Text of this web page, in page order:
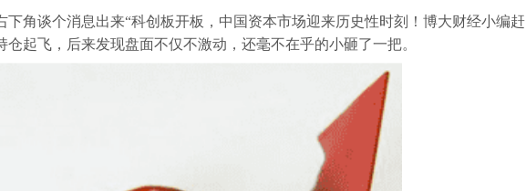
谈个消息出来“科创板开板，中国资本市场迎来历史性时刻！博大财经小编赶
起飞，后来发现盘面不仅不激动，还毫不在乎的小砸了一把。